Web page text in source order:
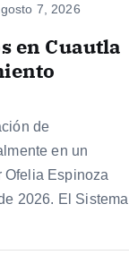
7, 2026
en Cuautla
de
en un
Ofelia Espinoza
2026. El Sistema